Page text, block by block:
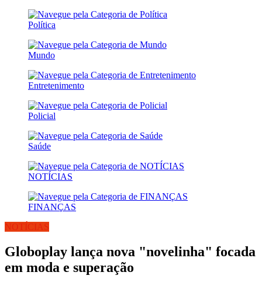
Política
Mundo
Entretenimento
Policial
Saúde
NOTÍCIAS
FINANÇAS
NOTÍCIAS
Globoplay lança nova "novelinha" focada
em moda e superação